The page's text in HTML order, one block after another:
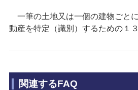
一筆の土地又は一個の建物ごと
動産を特定（識別）するための１
関連するFAQ